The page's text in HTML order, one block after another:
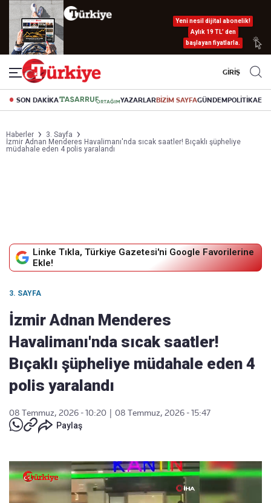
Yeni nesil dijital abonelik!
Aylık 19 TL’ den
başlayan fiyatlarla.
GİRİŞ
SON DAKİKA YAZARLARBİZİM SAYFAGÜNDEMPOLİTİKA
Haberler
3. Sayfa
İzmir Adnan Menderes Havalimanı'nda sıcak saatler! Bıçaklı şüpheliye
müdahale eden 4 polis yaralandı
Linke Tıkla, Türkiye Gazetesi'ni Google Favorilerine
Ekle!
3. SAYFA
İzmir Adnan Menderes
Havalimanı'nda sıcak saatler!
Bıçaklı şüpheliye müdahale eden 4
polis yaralandı
08 Temmuz, 2026 - 10:20
08 Temmuz, 2026 - 15:47
Paylaş